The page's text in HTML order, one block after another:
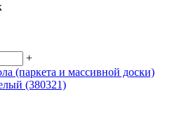
+
(паркета и массивной доски)
(380321)